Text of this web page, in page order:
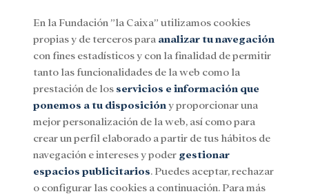
Menu
SocialInvestigación y becasCultura
Robótica
En la Fundación ”la Caixa” utilizamos cookies
propias y de terceros para analizar tu navegación
con fines estadísticos y con la finalidad de permitir
tanto las funcionalidades de la web como la
prestación de los servicios e información que
ponemos a tu disposición y proporcionar una
mejor personalización de la web, así como para
crear un perfil elaborado a partir de tus hábitos de
navegación e intereses y poder gestionar
espacios publicitarios. Puedes aceptar, rechazar
o configurar las cookies a continuación. Para más